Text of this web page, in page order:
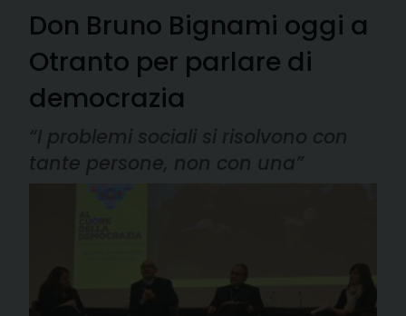
Don Bruno Bignami oggi a
Otranto per parlare di
democrazia
“I problemi sociali si risolvono con
tante persone, non con una”